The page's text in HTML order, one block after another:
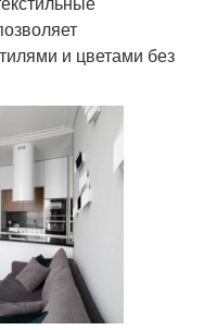
и цветами без